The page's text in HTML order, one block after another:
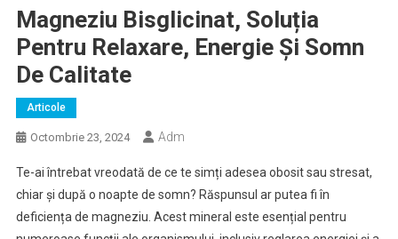
Magneziu Bisglicinat, Soluția
Pentru Relaxare, Energie Și Somn
De Calitate
Articole
Octombrie 23, 2024 Adm
Te-ai întrebat vreodată de ce te simți adesea obosit sau stresat,
chiar și după o noapte de somn? Răspunsul ar putea fi în
deficiența de magneziu. Acest mineral este esențial pentru